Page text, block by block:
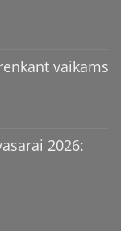
vaikams
2026: